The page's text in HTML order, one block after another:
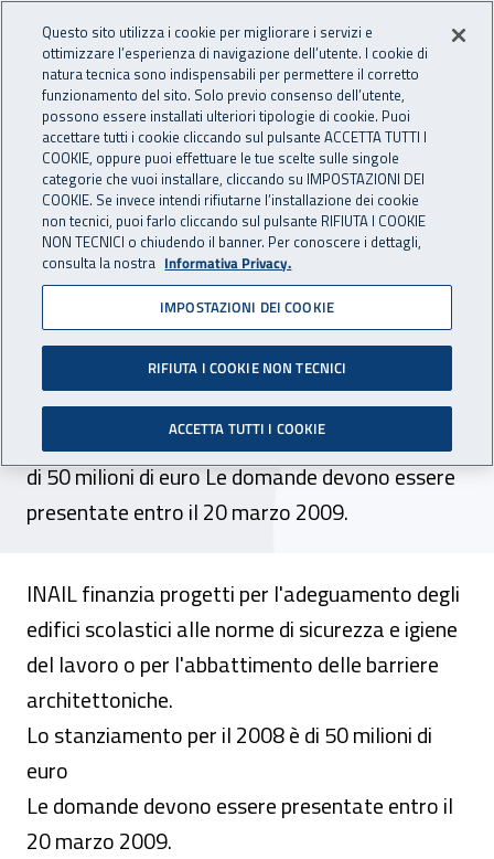
INAIL - Istituto Nazionale
Apri cerca
Navigazione principale
Navigazione - Ti trovi in:
Home Inail comunica Avvisi
Sicurezza edifici scolastici
bando 2008
INAIL finanzia progetti per l'adeguamento degli
edifici scolastici alle norme di sicurezza e igiene
del lavoro o per l'abbattimento delle barriere
architettoniche. Lo stanziamento per il 2008 è
di 50 milioni di euro Le domande devono essere
presentate entro il 20 marzo 2009.
INAIL finanzia progetti per l'adeguamento degli
edifici scolastici alle norme di sicurezza e igiene
del lavoro o per l'abbattimento delle barriere
architettoniche.
Lo stanziamento per il 2008 è di 50 milioni di
euro
Le domande devono essere presentate entro il
20 marzo 2009.
Questo sito utilizza i cookie per migliorare i servizi e
ottimizzare l’esperienza di navigazione dell’utente. I cookie di
natura tecnica sono indispensabili per permettere il corretto
funzionamento del sito. Solo previo consenso dell’utente,
possono essere installati ulteriori tipologie di cookie. Puoi
accettare tutti i cookie cliccando sul pulsante ACCETTA TUTTI I
COOKIE, oppure puoi effettuare le tue scelte sulle singole
categorie che vuoi installare, cliccando su IMPOSTAZIONI DEI
COOKIE. Se invece intendi rifiutarne l’installazione dei cookie
non tecnici, puoi farlo cliccando sul pulsante RIFIUTA I COOKIE
NON TECNICI o chiudendo il banner. Per conoscere i dettagli,
consulta la nostra Informativa Privacy.
IMPOSTAZIONI DEI COOKIE
RIFIUTA I COOKIE NON TECNICI
ACCETTA TUTTI I COOKIE